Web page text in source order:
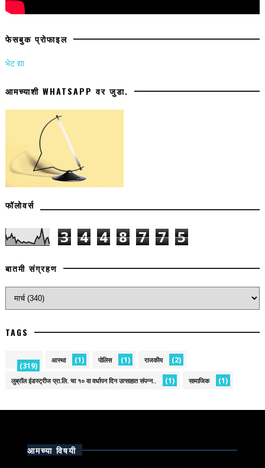
फेसबुक प्रोफाइल
भेट द्या
आमच्याशी WHATSAPP वर जुडा.
फॉलोवर्स
3 4 4 8 7 7 5
बातमी संग्रहण
TAGS
(319)
आस्था (1) पोलिस (1) राजकीय (2)
लुब्रॉल इंडस्ट्रीज प्रा.लि. चा १० वा वर्धापन दिन उत्साहात संपन्न.. (1) सामाजिक (1)
आमच्या विषयी